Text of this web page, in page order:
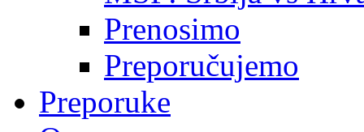
Prenosimo
Preporučujemo
Preporuke